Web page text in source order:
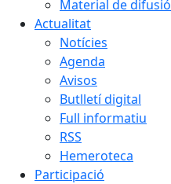
Material de difusió
Actualitat
Notícies
Agenda
Avisos
Butlletí digital
Full informatiu
RSS
Hemeroteca
Participació